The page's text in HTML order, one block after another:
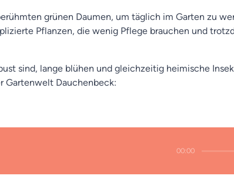
grünen Daumen, um täglich im Garten zu
Pflanzen, die wenig Pflege brauchen und
sind, lange blühen und gleichzeitig heimische
Gartenwelt Dauchenbeck:
00:00